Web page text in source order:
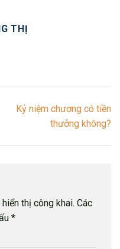
THỊ
Kỷ niệm chương có tiền
thưởng không?
thị công khai. Các
*